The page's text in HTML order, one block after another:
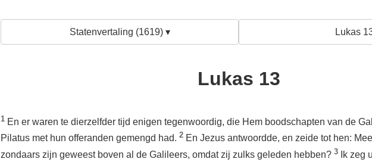
Statenvertaling (1619) ▾ Lukas
Lukas 13
1 En er waren te dierzelfder tijd enigen tegenwoordig, die Hem boodschapten van de
Pilatus met hun offeranden gemengd had. 2 En Jezus antwoordde, en zeide tot hen:
zondaars zijn geweest boven al de Galileers, omdat zij zulks geleden hebben? 3
Ik zeg